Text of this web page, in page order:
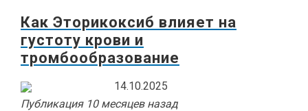
Как Эторикоксиб влияет на
густоту крови и
тромбообразование
14.10.2025
Публикация 10 месяцев назад